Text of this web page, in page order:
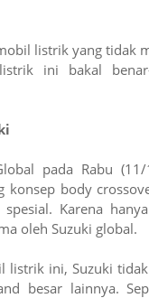
listrik yang tidak
ini bakal
pada Rabu
konsep body
Karena
oleh Suzuki global.
listrik ini, Suzuki
besar lainnya.